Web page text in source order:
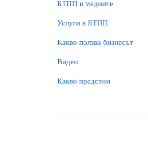
БTПП в медиите
Услуги в БТПП
Какво ползва бизнесът
Видео
Какво предстои